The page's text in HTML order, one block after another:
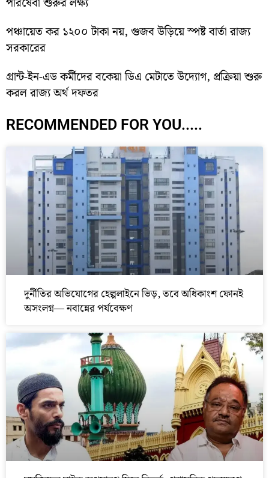
পঞ্চায়েত কর ১২০০ টাকা নয়, গুজব উড়িয়ে স্পষ্ট বার্তা রাজ্য
সরকারের
গ্রান্ট-ইন-এড কর্মীদের বকেয়া ডিএ মেটাতে উদ্যোগ, প্রক্রিয়া শুরু
করল রাজ্য অর্থ দফতর
RECOMMENDED FOR YOU.....
দুর্নীতির অভিযোগের হেল্পলাইনে ভিড়, তবে অধিকাংশ ফোনই
অসংলগ্ন— নবান্নের পর্যবেক্ষণ